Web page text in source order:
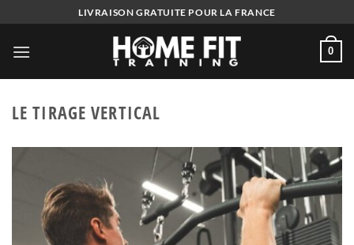
to
content
LIVRAISON GRATUITE POUR LA FRANCE
0
LE TIRAGE VERTICAL